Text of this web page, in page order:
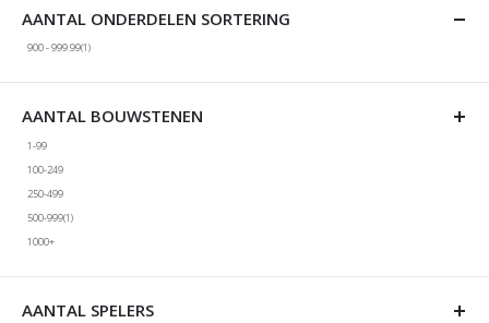
AANTAL ONDERDELEN SORTERING
900 - 999.99
Niet geselecteerd: 900 - 999.99
1product
AANTAL BOUWSTENEN
1-99
Niet geselecteerd: 1-99
100-249
Niet geselecteerd: 100-249
250-499
Niet geselecteerd: 250-499
500-999
Niet geselecteerd: 500-999
1product
1000+
Niet geselecteerd: 1000+
AANTAL SPELERS